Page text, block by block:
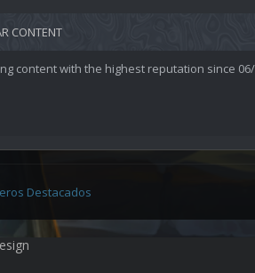
CONTENT
content with the highest reputation since
Destacados